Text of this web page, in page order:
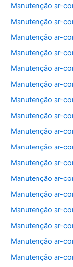
Manutenção ar-
Manutenção ar-
Manutenção ar-
Manutenção ar-
Manutenção ar-
Manutenção ar-
Manutenção ar-
Manutenção ar-
Manutenção ar-
Manutenção ar-
Manutenção ar-
Manutenção ar-
Manutenção ar-
Manutenção ar-
Manutenção ar-
Manutenção ar-
Manutenção ar-